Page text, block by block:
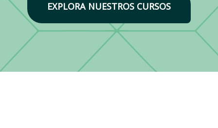
EXPLORA NUESTROS CURSOS